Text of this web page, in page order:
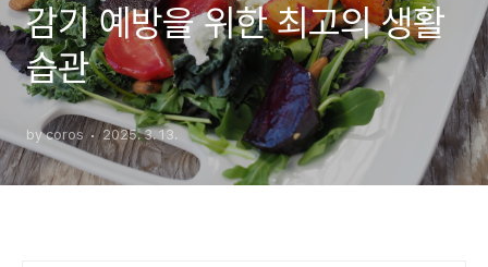
감기 예방을 위한 최고의 생활
습관
by coros 2025. 3. 13.